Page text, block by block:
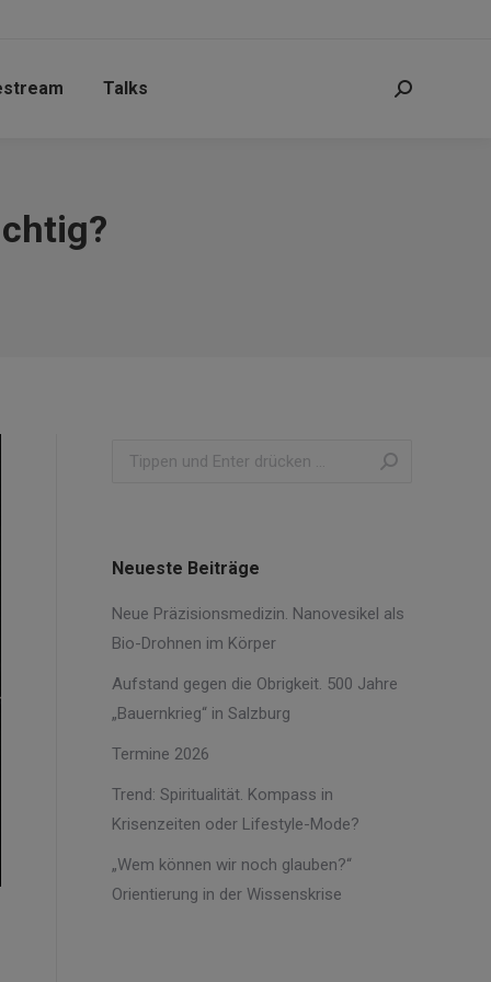
Talks Search:
Search:
Neueste Beiträge
Neue Präzisionsmedizin. Nanovesikel als
Bio-Drohnen im Körper
Aufstand gegen die Obrigkeit. 500 Jahre
„Bauernkrieg“ in Salzburg
Termine 2026
Trend: Spiritualität. Kompass in
Krisenzeiten oder Lifestyle-Mode?
„Wem können wir noch glauben?“
Orientierung in der Wissenskrise